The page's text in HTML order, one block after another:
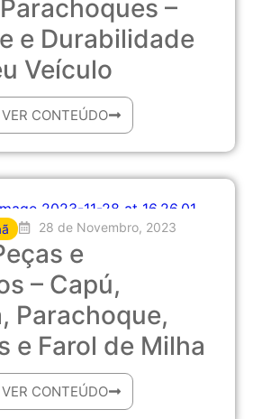
–
e Durabilidade
Veículo
VER CONTEÚDO
28 de Novembro, 2023
e
– Capú,
Parachoque,
e Farol de Milha
VER CONTEÚDO